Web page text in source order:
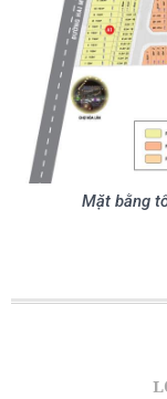
Mặt bằng